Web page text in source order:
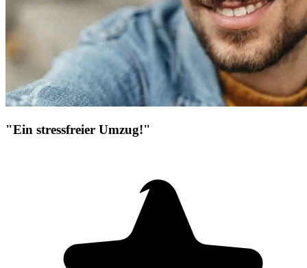
"Ein stressfreier Umzug!"